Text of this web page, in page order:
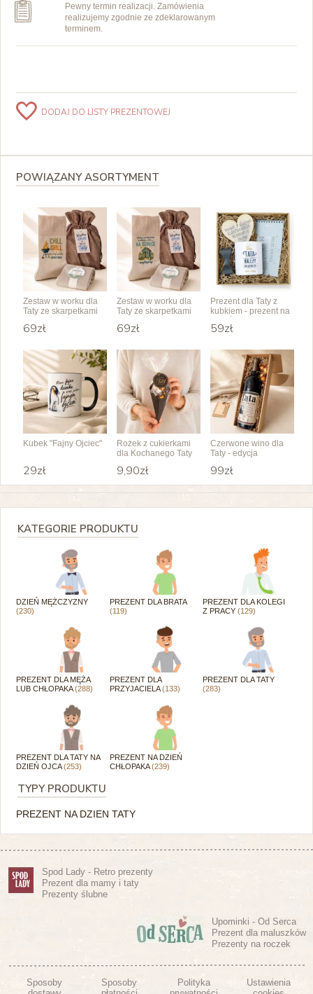
Pewny termin realizacji. Zamówienia
realizujemy zgodnie ze zdeklarowanym
terminem.
DODAJ DO LISTY PREZENTOWEJ
POWIĄZANY ASORTYMENT
Zestaw w worku dla
Taty ze skarpetkami
69zł
Zestaw w worku dla
Taty ze skarpetkami
najlepiej"
69zł
Prezent dla Taty z
kubkiem - prezent na
59zł
Kubek "Fajny Ojciec"
29zł
Rożek z cukierkami
dla Kochanego Taty
9,90zł
Czerwone wino dla
Taty - edycja
99zł
KATEGORIE PRODUKTU
DZIEŃ MĘŻCZYZNY
(230)
PREZENT DLA BRATA
(119)
PREZENT DLA KOLEGI
Z PRACY(129)
PREZENT DLA MĘŻA
LUB CHŁOPAKA(288)
PREZENT DLA
PRZYJACIELA(133)
PREZENT DLA TATY
(283)
PREZENT DLA TATY NA
DZIEŃ OJCA(253)
PREZENT NA DZIEŃ
CHŁOPAKA(239)
TYPY PRODUKTU
PREZENT NA DZIEN TATY
Spod Lady - Retro prezenty
Prezent dla mamy i taty
Prezenty ślubne
Upominki - Od Serca
Prezent dla maluszków
Prezenty na roczek
Sposoby
Sposoby
Polityka
Ustawienia